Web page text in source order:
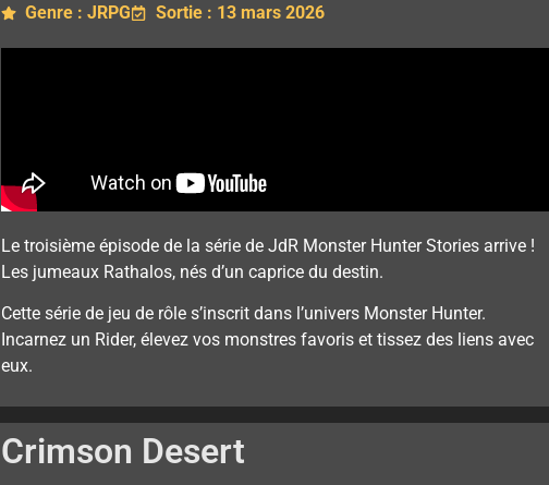
Genre : JRPG Sortie : 13 mars 2026
Le troisième épisode de la série de JdR Monster Hunter Stories arrive !
Les jumeaux Rathalos, nés d’un caprice du destin.
Cette série de jeu de rôle s’inscrit dans l’univers Monster Hunter.
Incarnez un Rider, élevez vos monstres favoris et tissez des liens avec
eux.
Crimson Desert